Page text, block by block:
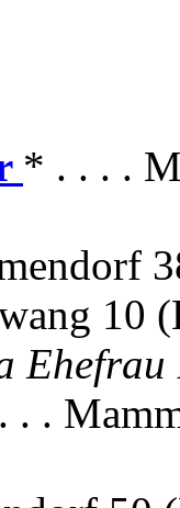
* . . . .
10
. .